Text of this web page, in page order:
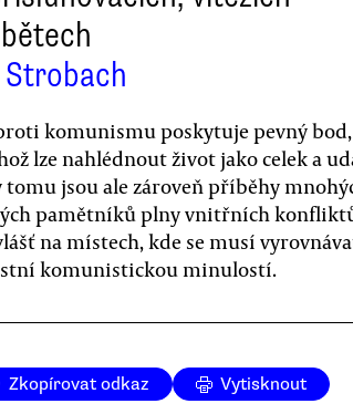
komunismu poskytuje pevný bod,
lze nahlédnout život jako celek a
tomu jsou ale zároveň příběhy
pamětníků plny vnitřních
na místech, kde se musí
komunistickou minulostí.
Zkopírovat odkaz Vytisknout